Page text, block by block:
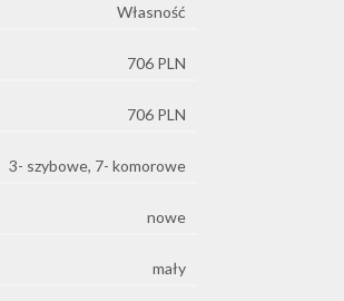
Własność
706 PLN
706 PLN
3- szybowe, 7- komorowe
nowe
mały